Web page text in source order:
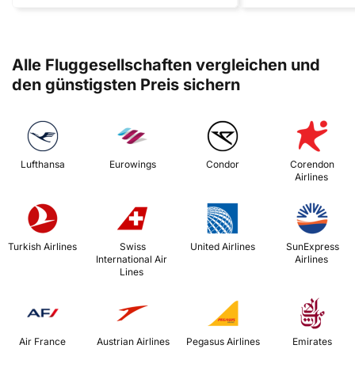
Alle Fluggesellschaften vergleichen und
den günstigsten Preis sichern
Lufthansa Eurowings Condor
Corendon
Airlines
Turkish Airlines
International Air
Lines
United Airlines
Airlines
Air France Austrian Airlines Emirates